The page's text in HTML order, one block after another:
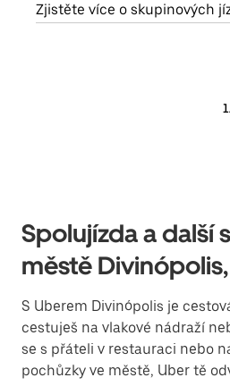
Zjistěte více o skupinových
Spolujízda a další
městě
S Uberem Divinópolis je
cestuješ na vlakové nádraží
se s přáteli v restauraci nebo
pochůzky ve městě, Uber tě